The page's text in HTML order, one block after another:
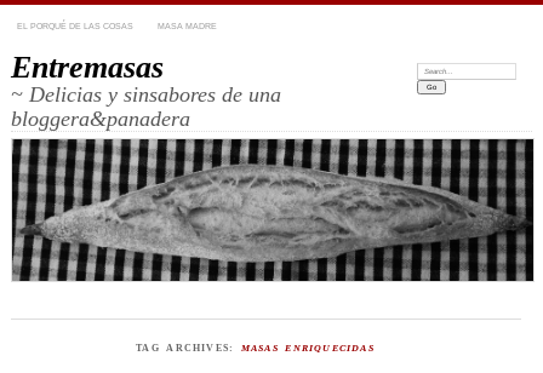
EL PORQUÉ DE LAS COSAS MASA MADRE
Entremasas
~ Delicias y sinsabores de una
bloggera&panadera
Search:
TAG ARCHIVES: MASAS ENRIQUECIDAS